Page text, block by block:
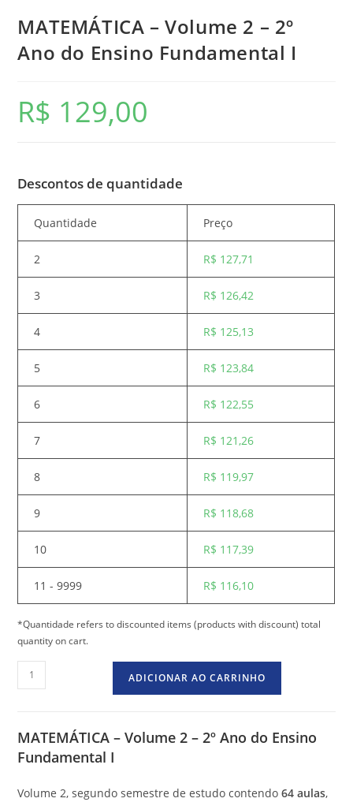
MATEMÁTICA – Volume 2 – 2º
Ano do Ensino Fundamental I
R$ 129,00
Descontos de quantidade
Quantidade Preço
2 R$ 127,71
3 R$ 126,42
4 R$ 125,13
5 R$ 123,84
6 R$ 122,55
7 R$ 121,26
8 R$ 119,97
9 R$ 118,68
10 R$ 117,39
11 - 9999 R$ 116,10
*Quantidade refers to discounted items (products with discount) total
quantity on cart.
ADICIONAR AO CARRINHO
MATEMÁTICA – Volume 2 – 2º Ano do Ensino
Fundamental I
Volume 2, segundo semestre de estudo contendo64 aulas,